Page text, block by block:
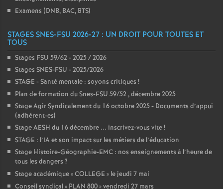
Examens (DNB, BAC, BTS)
STAGES SNES-FSU 2026-27 : UN DROIT POUR TOUTES ET
TOUS
Stages FSU 59/62 - 2025 / 2026
Stages SNES-FSU - 2025/2026
STAGE - Santé mentale : soyons critiques !
Plan de formation du Snes-FSU 59/52 , décembre 2025
Stage Agir Syndicalement du 16 octobre 2025 - Documents d’appui
(adhérent-es)
Stage AESH du 16 décembre ... inscrivez-vous vite!
STAGE : l’IA et son impact sur les métiers de l’éducation
Stage Histoire-Géographie-EMC : nos enseignements à l’heure de
tous les dangers ?
Stage académique «COLLEGE » le jeudi 7 mai
Conseil syndical « PLAN 800» vendredi 27 mars